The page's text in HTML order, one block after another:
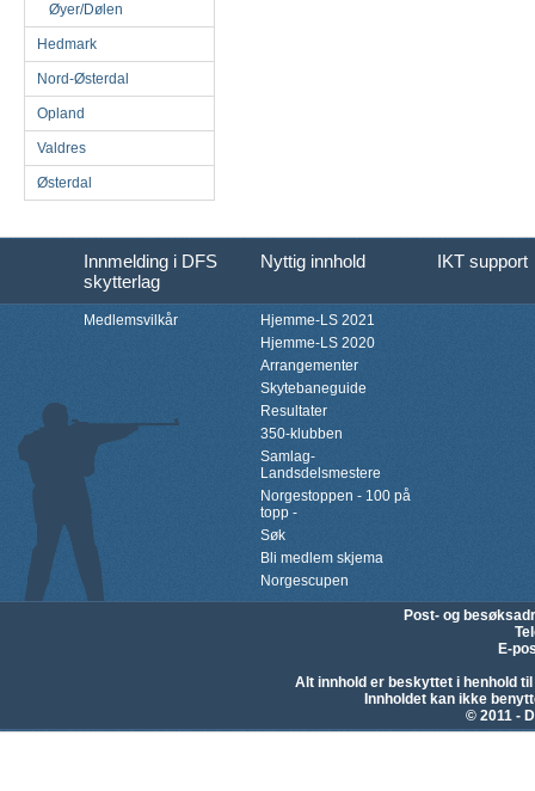
Øyer/Dølen
Hedmark
Nord-Østerdal
Opland
Valdres
Østerdal
Innmelding i DFS
skytterlag
Nyttig innhold IKT support
Medlemsvilkår
Hjemme-LS 2021
Hjemme-LS 2020
Arrangementer
Skytebaneguide
Resultater
350-klubben
Samlag-
Landsdelsmestere
Norgestoppen - 100 på
topp -
Søk
Bli medlem skjema
Norgescupen
Post- og
E-
Alt innhold er beskyttet i henhold
Innholdet kan ikke
© 2011 -